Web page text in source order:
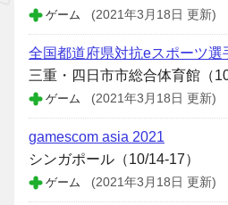
ゲーム (2021年3月18日 更新)
全国都道府県対抗eスポーツ選
三重・四日市市総合体育館（
ゲーム (2021年3月18日 更新)
gamescom asia 2021
シンガポール（10/14-17）
ゲーム (2021年3月18日 更新)